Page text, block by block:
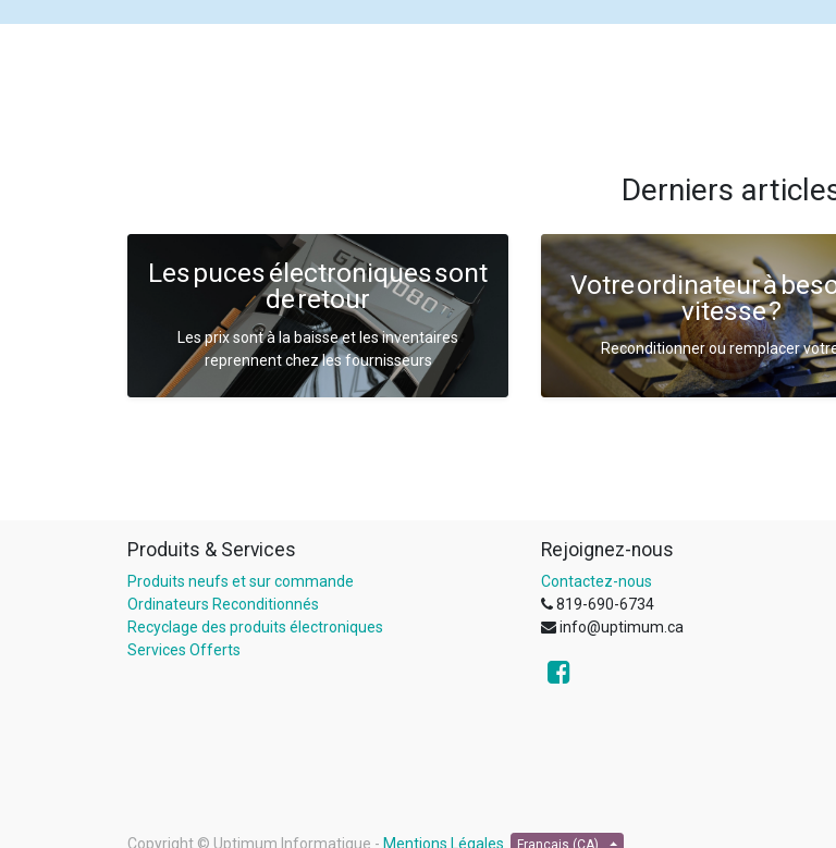
Derniers
Les puces électroniques sont
de retour
Les prix sont à la baisse et les inventaires
reprennent chez les fournisseurs
Votre ordinateur à
vitesse ?
Reconditionner ou remplacer
Produits & Services
Produits neufs et sur commande
Ordinateurs Reconditionnés
Recyclage des produits électroniques
Services Offerts
Rejoignez-nous
Contactez-nous
819-690-6734
info@uptimum.ca
Copyright © Uptimum Informatique - Mentions Légales Français (CA)